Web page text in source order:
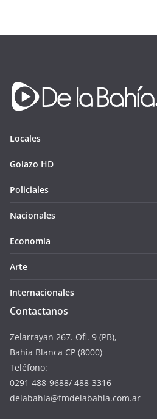
Locales
Golazo HD
Policiales
Nacionales
Economia
Arte
Internacionales
Contactanos
Zelarrayan 267. Ofi. 9 (PB),
Bahía Blanca CP (8000)
Teléfono:
0291 488-9688/ 488-3316
delabahia@fmdelabahia.com.ar